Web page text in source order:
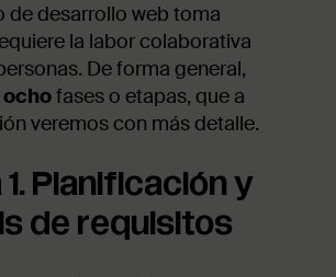
de desarrollo web toma
la labor colaborativa
De forma general,
ochofases o etapas, que a
veremos con más detalle.
Planificación y
de requisitos